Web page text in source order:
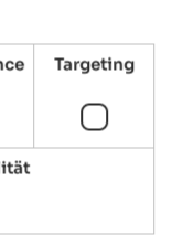
zu neuem
Terlaner Spargel,
am
zu einem
Targeting